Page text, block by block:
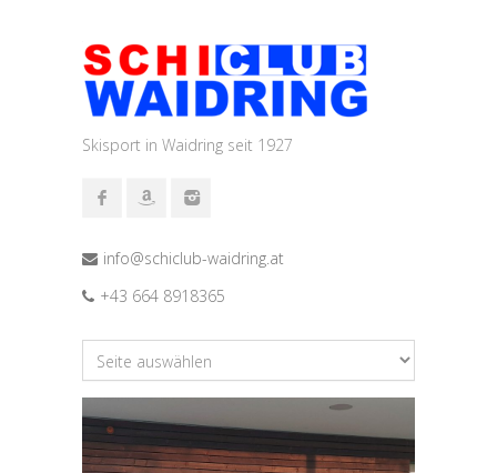
Skisport in Waidring seit 1927
info@schiclub-waidring.at
+43 664 8918365